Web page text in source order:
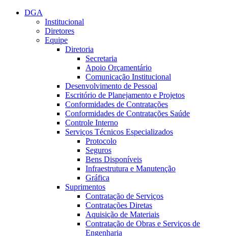
Conteúdo principal
DGA
Institucional
Diretores
Equipe
Diretoria
Secretaria
Apoio Orçamentário
Comunicação Institucional
Desenvolvimento de Pessoal
Escritório de Planejamento e Projetos
Conformidades de Contratações
Conformidades de Contratações Saúde
Controle Interno
Serviços Técnicos Especializados
Protocolo
Seguros
Bens Disponíveis
Infraestrutura e Manutenção
Gráfica
Suprimentos
Contratação de Serviços
Contratações Diretas
Aquisição de Materiais
Contratação de Obras e Serviços de
Engenharia